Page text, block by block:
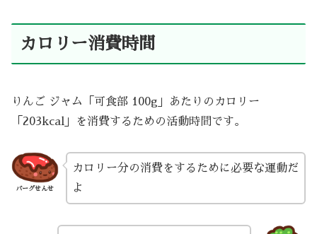
カロリー消費時間
りんご ジャム「可食部 100g」あたりのカロリー
「203kcal」を消費するための活動時間です。
バーグせんせ
カロリー分の消費をするために必要な運動だ
よ